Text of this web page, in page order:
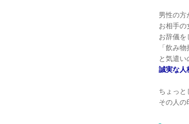
男性の方
お相手の
お辞儀を
「飲み
と気遣い
誠実な人
ちょっと
その人の